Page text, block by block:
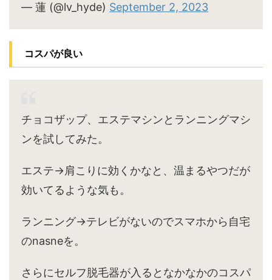
— 蓮 (@lv_hyde) September 2, 2023
コスパが良い
チョコザップ、エステマシンとランニングマシ
ンを試してみた。
エステ→肩こりに効くかなと、温まるやつだが
効いてるような気も。
ランニング→テレビがないのでスマホから自宅
のnasneを。
さらにセルフ脱毛器が入るとなかなかのコスパ